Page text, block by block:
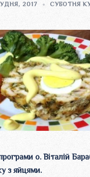
2017 СУБОТНЯ
о. Віталій
з яйцями.